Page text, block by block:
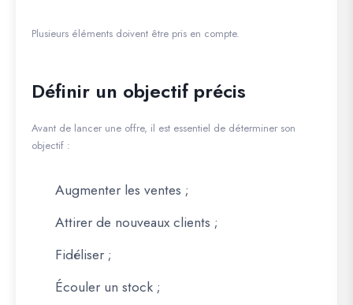
Plusieurs éléments doivent être pris en compte.
Définir un objectif précis
Avant de lancer une offre, il est essentiel de déterminer son
objectif :
Augmenter les ventes ;
Attirer de nouveaux clients ;
Fidéliser ;
Écouler un stock ;